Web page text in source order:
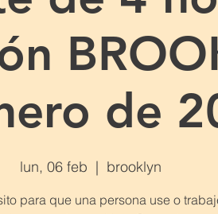
de
lun, 06 feb
  |
brooklyn
para que una persona use o